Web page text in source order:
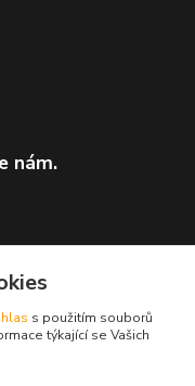
nám.
s použitím souborů
týkající se Vašich